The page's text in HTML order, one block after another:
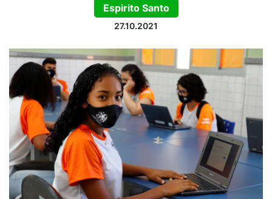
Espirito Santo
27.10.2021